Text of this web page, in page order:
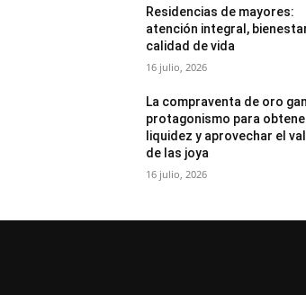
Residencias de mayores:
atención integral,
calidad de vida
16 julio, 2026
La compraventa de oro
protagonismo para
liquidez y aprovechar el
de las joya
16 julio, 2026